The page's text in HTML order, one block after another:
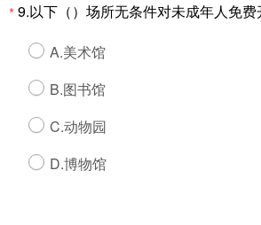
*9.以下（）场所无条件对未成年人免费
A.美术馆
B.图书馆
C.动物园
D.博物馆